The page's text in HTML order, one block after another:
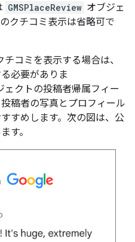
GMSPlaceReview オブジェ
クチコミ表示は省略可で
コミを表示する場合は、
必要がありま
ェクトの投稿者帰属フィー
稿者の写真とプロフィール
すめします。次の図は、公
す。